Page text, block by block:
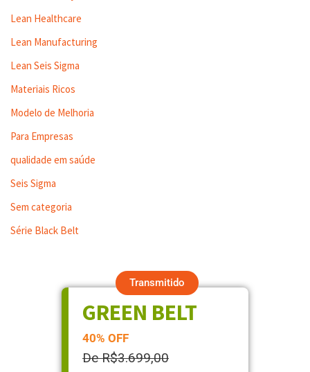
Lean Healthcare
Lean Manufacturing
Lean Seis Sigma
Materiais Ricos
Modelo de Melhoria
Para Empresas
qualidade em saúde
Seis Sigma
Sem categoria
Série Black Belt
Transmitido
GREEN BELT
40% OFF
De R$3.699,00